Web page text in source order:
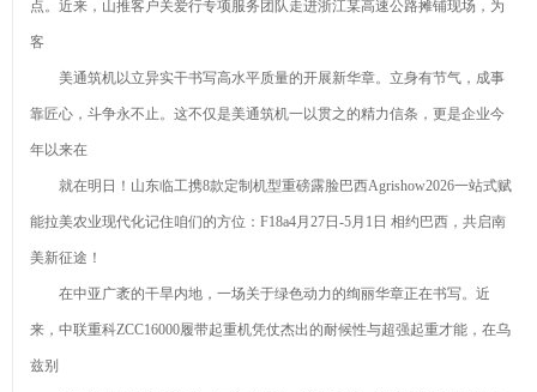
点。近来，山推客户关爱行专项服务团队走进浙江某高速公路摊铺现场，为
客
美通筑机以立异实干书写高水平质量的开展新华章。立身有节气，成事
靠匠心，斗争永不止。这不仅是美通筑机一以贯之的精力信条，更是企业今
年以来在
就在明日！山东临工携8款定制机型重磅露脸巴西Agrishow2026一站式赋
能拉美农业现代化记住咱们的方位：F18a4月27日-5月1日 相约巴西，共启南
美新征途！
在中亚广袤的干旱内地，一场关于绿色动力的绚丽华章正在书写。近
来，中联重科ZCC16000履带起重机凭仗杰出的耐候性与超强起重才能，在乌
兹别